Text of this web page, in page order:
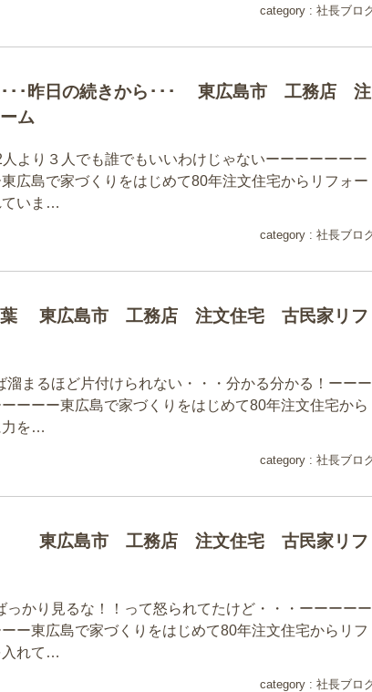
category : 社長ブロ
･･･昨日の続きから･･･ 東広島市 工務店 注
ム
より３人でも誰でもいいわけじゃないーーーーーーー
広島で家づくりをはじめて80年注文住宅からリフォー
ていま…
category : 社長ブロ
葉 東広島市 工務店 注文住宅 古民家リフ
溜まるほど片付けられない・・・分かる分かる！ーーー
ーーー東広島で家づくりをはじめて80年注文住宅から
力を…
category : 社長ブロ
東広島市 工務店 注文住宅 古民家リフ
っかり見るな！！って怒られてたけど・・・ーーーーー
ー東広島で家づくりをはじめて80年注文住宅からリフ
入れて…
category : 社長ブロ